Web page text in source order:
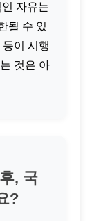
자유는
될 수 있
이 시행
것은 아
, 국
?